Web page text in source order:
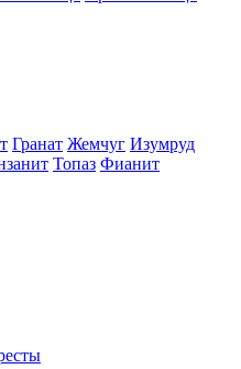
Гранат Жемчуг Изумруд
Топаз Фианит